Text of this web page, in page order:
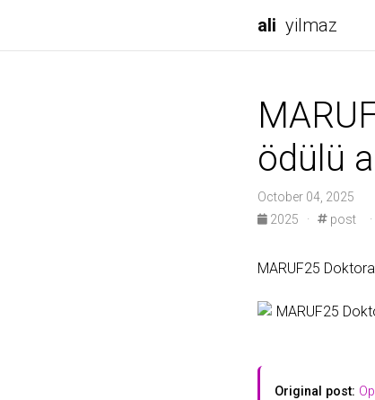
ali yilmaz
ödülü
October 04, 2025
2025
· post ·
MARUF25 Doktora
Original post: